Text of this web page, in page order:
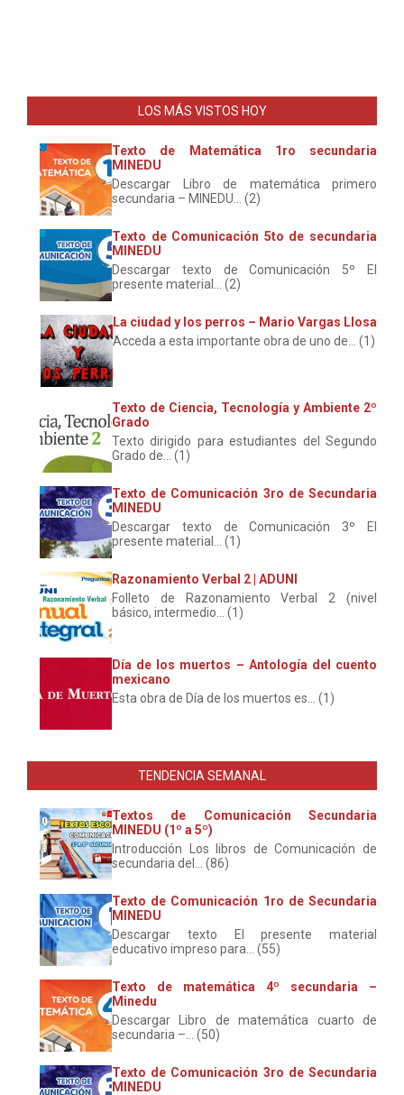
LOS MÁS VISTOS HOY
Texto de Matemática 1ro secundaria
MINEDU
Descargar Libro de matemática primero
secundaria – MINEDU... (2)
Texto de Comunicación 5to de secundaria
MINEDU
Descargar texto de Comunicación 5º El
presente material... (2)
La ciudad y los perros – Mario Vargas Llosa
Acceda a esta importante obra de uno de... (1)
Texto de Ciencia, Tecnología y Ambiente 2º
Grado
Texto dirigido para estudiantes del Segundo
Grado de... (1)
Texto de Comunicación 3ro de Secundaria
MINEDU
Descargar texto de Comunicación 3º El
presente material... (1)
Razonamiento Verbal 2 | ADUNI
Folleto de Razonamiento Verbal 2 (nivel
básico, intermedio... (1)
Día de los muertos – Antología del cuento
mexicano
Esta obra de Día de los muertos es... (1)
TENDENCIA SEMANAL
Textos de Comunicación Secundaria
MINEDU (1º a 5º)
Introducción Los libros de Comunicación de
secundaria del... (86)
Texto de Comunicación 1ro de Secundaria
MINEDU
Descargar texto El presente material
educativo impreso para... (55)
Texto de matemática 4º secundaria –
Minedu
Descargar Libro de matemática cuarto de
secundaria –... (50)
Texto de Comunicación 3ro de Secundaria
MINEDU